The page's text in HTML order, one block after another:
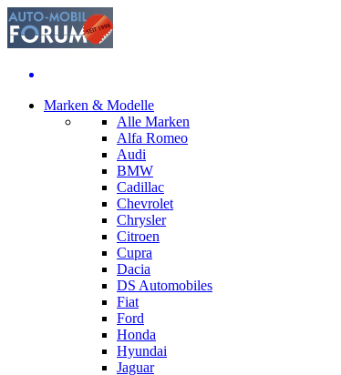
Marken & Modelle
Alle Marken
Alfa Romeo
Audi
BMW
Cadillac
Chevrolet
Chrysler
Citroen
Cupra
Dacia
DS Automobiles
Fiat
Ford
Honda
Hyundai
Jaguar